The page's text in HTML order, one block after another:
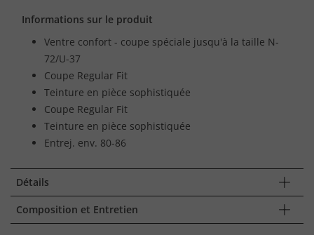
Informations sur le produit
Ventre confort - coupe spéciale jusqu'à la taille N-
72/U-37
Coupe Regular Fit
Teinture en pièce sophistiquée
Coupe Regular Fit
Teinture en pièce sophistiquée
Entrej. env. 80-86
Détails
Composition et Entretien